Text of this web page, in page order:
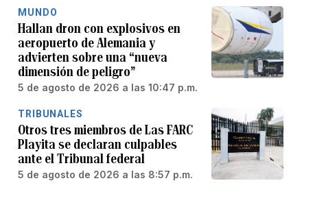
MUNDO
Hallan dron con explosivos en
aeropuerto de Alemania y
advierten sobre una “nueva
dimensión de peligro”
5 de agosto de 2026 a las 10:47 p.m.
TRIBUNALES
Otros tres miembros de Las FARC
Playita se declaran culpables
ante el Tribunal federal
5 de agosto de 2026 a las 8:57 p.m.